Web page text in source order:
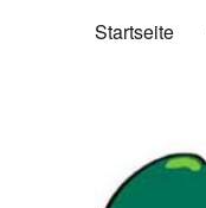
Startseite